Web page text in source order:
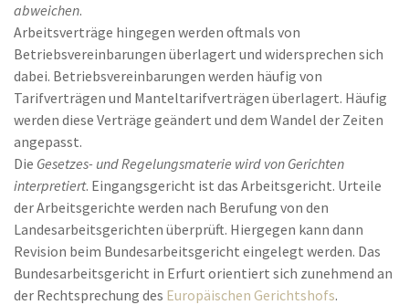
abweichen.
Arbeitsverträge hingegen werden oftmals von
Betriebsvereinbarungen überlagert und widersprechen sich
dabei. Betriebsvereinbarungen werden häufig von
Tarifverträgen und Manteltarifverträgen überlagert. Häufig
werden diese Verträge geändert und dem Wandel der Zeiten
angepasst.
Die Gesetzes- und Regelungsmaterie wird von Gerichten
interpretiert. Eingangsgericht ist das Arbeitsgericht. Urteile
der Arbeitsgerichte werden nach Berufung von den
Landesarbeitsgerichten überprüft. Hiergegen kann dann
Revision beim Bundesarbeitsgericht eingelegt werden. Das
Bundesarbeitsgericht in Erfurt orientiert sich zunehmend an
der Rechtsprechung des Europäischen Gerichtshofs.